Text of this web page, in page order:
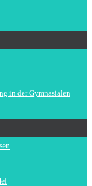
in der Gymnasialen